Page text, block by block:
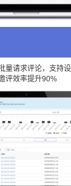
量请求评论，支持
评效率提升90%